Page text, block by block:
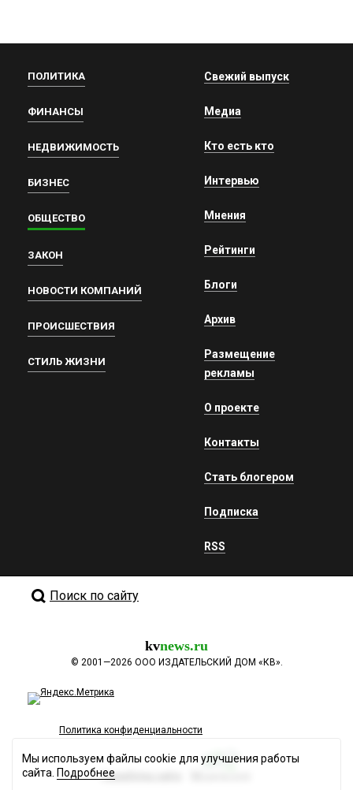
ПОЛИТИКА
ФИНАНСЫ
НЕДВИЖИМОСТЬ
БИЗНЕС
ОБЩЕСТВО
ЗАКОН
НОВОСТИ КОМПАНИЙ
ПРОИСШЕСТВИЯ
СТИЛЬ ЖИЗНИ
Свежий выпуск
Медиа
Кто есть кто
Интервью
Мнения
Рейтинги
Блоги
Архив
Размещение
рекламы
О проекте
Контакты
Стать блогером
Подписка
RSS
Поиск по сайту
kvnews.ru
© 2001—2026 ООО ИЗДАТЕЛЬСКИЙ ДОМ «КВ».
Политика конфиденциальности
Разработка сайта
Мы используем файлы cookie для улучшения работы
сайта. Подробнее